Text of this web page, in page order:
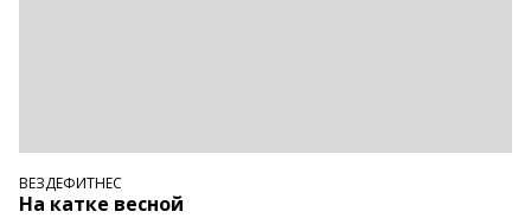
ВЕЗДЕФИТНЕС
На катке весной